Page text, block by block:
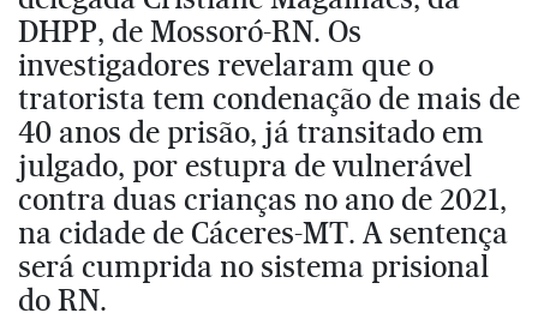
DHPP, de Mossoró-RN. Os
investigadores revelaram que o
tratorista tem condenação de mais de
40 anos de prisão, já transitado em
julgado, por estupra de vulnerável
contra duas crianças no ano de 2021,
na cidade de Cáceres-MT. A sentença
será cumprida no sistema prisional
do RN.